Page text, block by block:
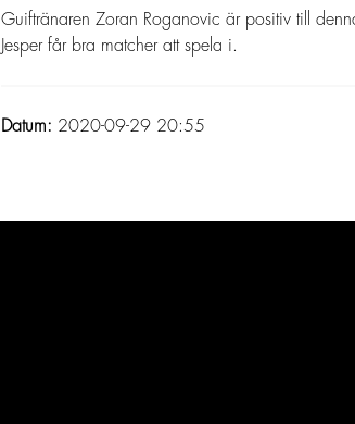
Guiftränaren Zoran Roganovic är positiv till
Jesper får bra matcher att spela i.
Datum: 2020-09-29 20:55